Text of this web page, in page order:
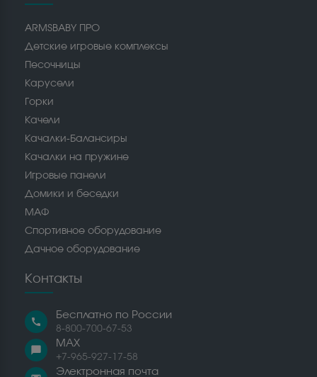
ARMSBABY ПРО
Детские игровые комплексы
Песочницы
Карусели
Горки
Качели
Качалки-Балансиры
Качалки на пружине
Игровые панели
Домики и беседки
МАФ
Спортивное оборудование
Дачное оборудование
Контакты
call
Бесплатно по России
8-800-700-67-53
chat_bubble
MAX
+7-965-927-17-58
Электронная почта